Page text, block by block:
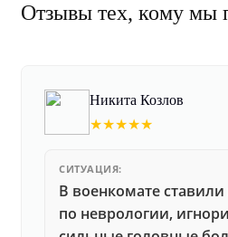
Отзывы тех, кому мы
Никита Козлов
★★★★★
СИТУАЦИЯ:
В военкомате
по неврологии,